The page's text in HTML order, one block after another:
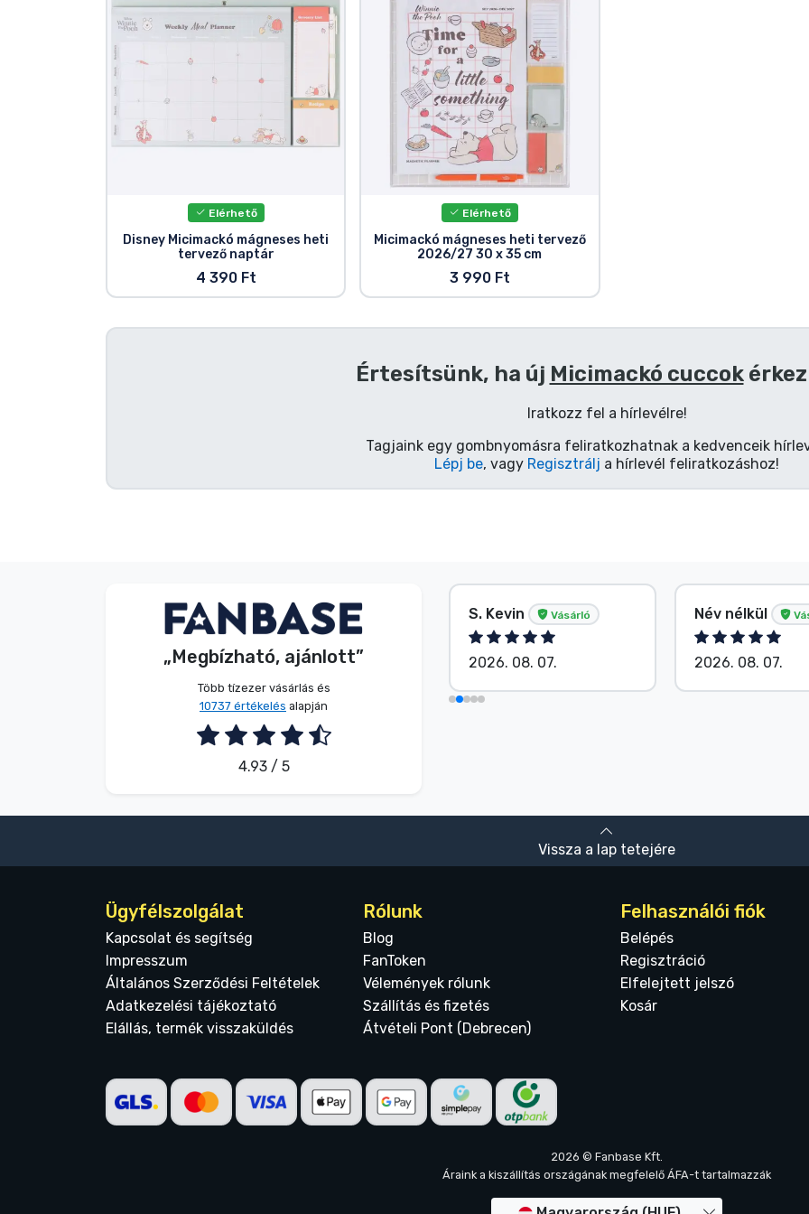
Elérhető
Disney Micimackó mágneses heti
tervező naptár
4 390 Ft
Elérhető
Micimackó mágneses heti tervező
2026/27 30 x 35 cm
3 990 Ft
Értesítsünk, ha új Micimackó cuccok
Iratkozz fel a hírlevélre!
Tagjaink egy gombnyomásra feliratkozhatnak a kedvenceik
Lépj be, vagy Regisztrálj a hírlevél feliratkozáshoz!
„Megbízható, ajánlott”
Több tízezer vásárlás és
10737 értékelés alapján
4.93 / 5
G. Gábor Vásárló
2026. 08. 07.
S. Kevin Vásárló
2026. 08. 07.
Név nélkül
2026. 08. 07.
Vissza a lap tetejére
Ügyfélszolgálat
Kapcsolat és segítség
Impresszum
Általános Szerződési Feltételek
Adatkezelési tájékoztató
Elállás, termék visszaküldés
Rólunk
Blog
FanToken
Vélemények rólunk
Szállítás és fizetés
Átvételi Pont (Debrecen)
Felhasználói fiók
Belépés
Regisztráció
Elfelejtett jelszó
Kosár
2026 © Fanbase Kft.
Áraink a kiszállítás országának megfelelő ÁFA-t tartalmazzák
Szállítás és fizetés
Sorozatos cuccok
Filmes cuccok
Sportos cuccok